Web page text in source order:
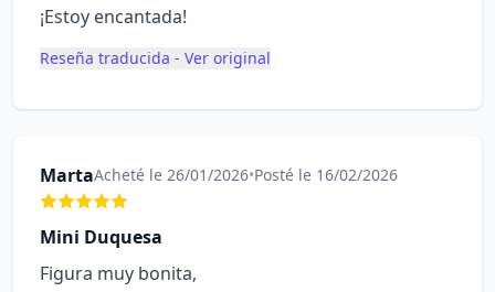
¡Estoy encantada!
Reseña traducida - Ver original
MartaAcheté le 26/01/2026•Posté le 16/02/2026
Mini Duquesa
Figura muy bonita,